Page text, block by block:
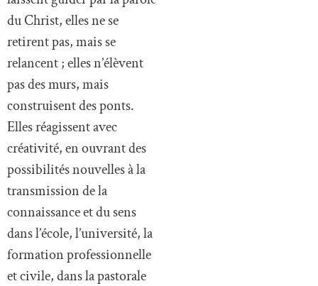
du Christ, elles ne se
retirent pas, mais se
relancent ; elles n’élèvent
pas des murs, mais
construisent des ponts.
Elles réagissent avec
créativité, en ouvrant des
possibilités nouvelles à la
transmission de la
connaissance et du sens
dans l’école, l’université, la
formation professionnelle
et civile, dans la pastorale